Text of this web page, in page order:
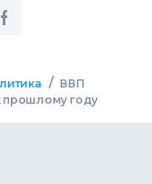
/ ВВП
прошлому году